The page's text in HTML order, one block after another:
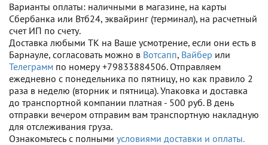
Варианты оплаты: наличными в магазине, на карты
Сбербанка или Втб24, эквайринг (терминал), на расчетный
счет ИП по счету.
Доставка любыми ТК на Ваше усмотрение, если они есть в
Барнауле, согласовать можно в Вотсапп, Вайбер или
Телеграмм по номеру +79833884506. Отправляем
ежедневно с понедельника по пятницу, но как правило 2
раза в неделю (вторник и пятница). Упаковка и доставка
до транспортной компании платная - 500 руб. В день
отправки вечером отправим вам транспортную накладную
для отслеживания груза.
Ознакомьтесь с полными условиями доставки и оплаты.